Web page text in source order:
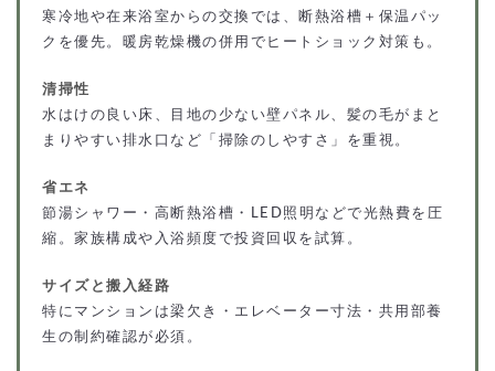
寒冷地や在来浴室からの交換では、断熱浴槽＋保温パッ
クを優先。暖房乾燥機の併用でヒートショック対策も。
清掃性
水はけの良い床、目地の少ない壁パネル、髪の毛がまと
まりやすい排水口など「掃除のしやすさ」を重視。
省エネ
節湯シャワー・高断熱浴槽・LED照明などで光熱費を圧
縮。家族構成や入浴頻度で投資回収を試算。
サイズと搬入経路
特にマンションは梁欠き・エレベーター寸法・共用部養
生の制約確認が必須。